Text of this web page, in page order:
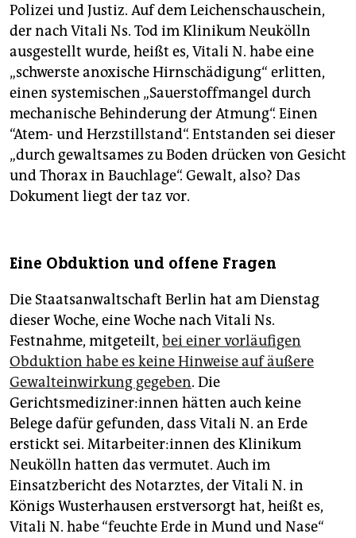
Polizei und Justiz. Auf dem Leichenschauschein,
der nach Vitali Ns. Tod im Klinikum Neukölln
ausgestellt wurde, heißt es, Vitali N. habe eine
„schwerste anoxische Hirnschädigung“ erlitten,
einen systemischen „Sauerstoffmangel durch
mechanische Behinderung der Atmung“. Einen
“Atem- und Herzstillstand“. Entstanden sei dieser
„durch gewaltsames zu Boden drücken von Gesicht
und Thorax in Bauchlage“. Gewalt, also? Das
Dokument liegt der taz vor.
Eine Obduktion und offene Fragen
Die Staatsanwaltschaft Berlin hat am Dienstag
dieser Woche, eine Woche nach Vitali Ns.
Festnahme, mitgeteilt, bei einer vorläufigen
Obduktion habe es keine Hinweise auf äußere
Gewalteinwirkung gegeben. Die
Gerichtsmediziner:in­nen hätten auch keine
Belege dafür gefunden, dass Vitali N. an Erde
erstickt sei. Mit­ar­bei­te­r:in­nen des Klinikum
Neukölln hatten das vermutet. Auch im
Einsatzbericht des Notarztes, der Vitali N. in
Königs Wusterhausen erstversorgt hat, heißt es,
Vitali N. habe “feuchte Erde in Mund und Nase“